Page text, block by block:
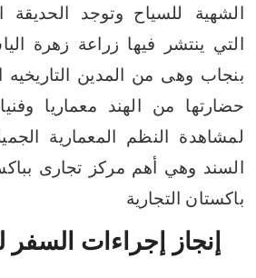
الشهية للسياح
وتوجد الحديقة
التي ينتشر فيها زراعة زهرة
بنجاب وهى من المدين التاريخيه
حضارتها من الهند معماريا
لمشاهدة النظم المعمارية
السند وهي أهم مركز تجارى
باكستان التجارية
إنجاز إجراءات السفر